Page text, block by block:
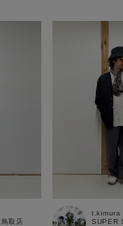
取店
t.kimura
SUPER